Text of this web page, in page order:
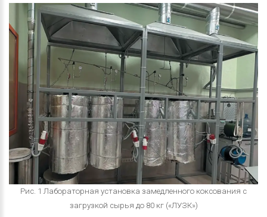
Рис. 1 Лабораторная установка замедленного коксования с
загрузкой сырья до 80 кг («ЛУЗК»)